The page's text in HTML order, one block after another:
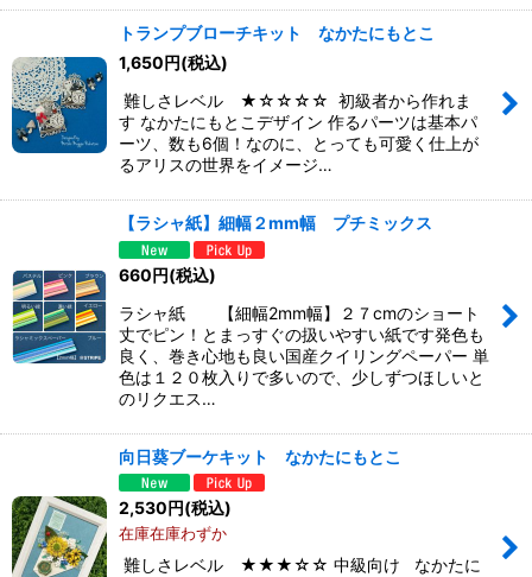
トランプブローチキット なかたにもとこ
1,650円(税込)
難しさレベル ★☆☆☆☆ 初級者から作れま
す なかたにもとこデザイン 作るパーツは基本パ
ーツ、数も6個！なのに、とっても可愛く仕上が
るアリスの世界をイメージ…
【ラシャ紙】細幅２mm幅 プチミックス
660円(税込)
ラシャ紙 【細幅2mm幅】２７cmのショート
丈でピン！とまっすぐの扱いやすい紙です発色も
良く、巻き心地も良い国産クイリングペーパー 単
色は１２０枚入りで多いので、少しずつほしいと
のリクエス…
向日葵ブーケキット なかたにもとこ
2,530円(税込)
在庫在庫わずか
難しさレベル ★★★☆☆ 中級向け なかたに